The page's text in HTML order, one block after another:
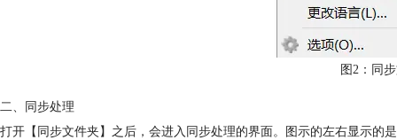
图2：同
二、同步处理
打开【同步文件夹】之后，会进入同步处理的界面。图示的左右显示的